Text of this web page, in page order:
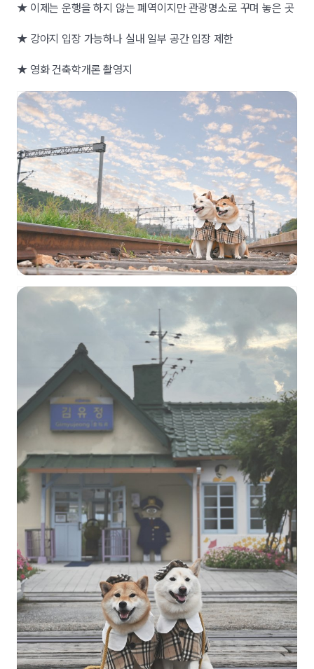
★ 이제는 운행을 하지 않는 폐역이지만 관광명소로 꾸며 놓은 곳
★ 강아지 입장 가능하나 실내 일부 공간 입장 제한
★ 영화 건축학개론 촬영지